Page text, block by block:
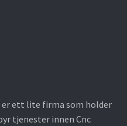
er ett lite firma som holder
tjenester innen Cnc